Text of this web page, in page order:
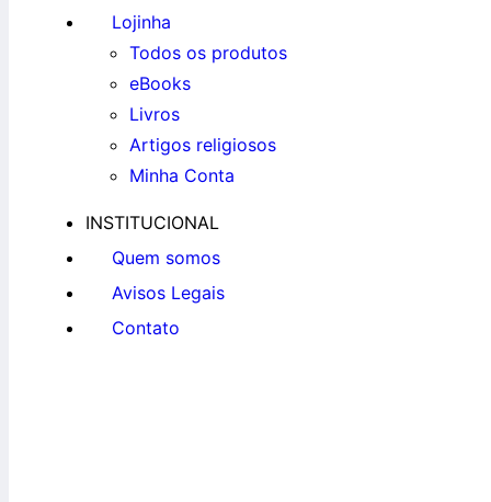
Lojinha
Todos os produtos
eBooks
Livros
Artigos religiosos
Minha Conta
INSTITUCIONAL
Quem somos
Avisos Legais
Contato